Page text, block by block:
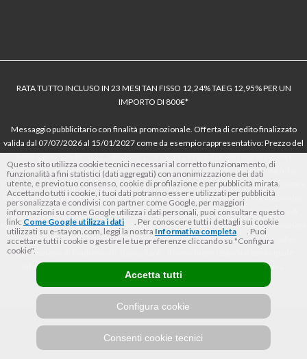
RATA TUTTO INCLUSO IN 23 MESI TAN FISSO 12,24% TAEG 12,95% PER UN
IMPORTO DI 800€*
Messaggio pubblicitario con finalità promozionale. Offerta di credito finalizzato
valida dal 07/07/2026 al 15/01/2027 come da esempio rappresentativo: Prezzo del
dell’offerta azzerati. Importo totale del credito € 800. Importo totale dovuto dal
Consumatore € 920. Decorrenza media della prima rata a 90 giorni. Al fine di gestire
le tue spese in modo responsabile e di conoscere eventuali altre offerte disponibili,
Findomestic ti ricorda, prima di sottoscrivere il contratto, di prendere visione di
tutte le condizioni economiche e contrattuali, facendo riferimento alle Informazioni
Europee di Base sul Credito ai Consumatori (IEBCC) nel percorso online. Salvo
approvazione di Findomestic Banca S.p.A.. Il rivenditore (StayON) opera quale
intermediario del credito per Findomestic Banca S.p.A., non in esclusiva.
Questo sito utilizza cookie tecnici necessari al corretto funzionamento, di
funzionalità a fini statistici (dati aggregati) con anonimizzazione dei dati
utente, e previo tuo consenso, cookie di profilazione e per pubblicità mirata.
Accettando tutti i cookie, i tuoi dati potranno essere utilizzati per pubblicità
personalizzata e condivisi con partner come Google, per maggiori
informazioni su come Google utilizza i dati personali, puoi consultare questo
link: Come Google utilizza i dati
. Per conoscere tutti i dettagli sui cookie
utilizzati su e-stayon.com, leggi la nostra Informativa completa
. Puoi
accettare tutti i cookie o gestire le tue preferenze cliccando su "Configura
cookie".
Consenti cookie tecnici
Configura cookie
Accetta tutti